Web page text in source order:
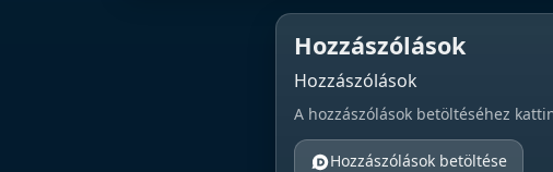
Hozzászólások
Hozzászólások
A hozzászólások betöltéséhez
Hozzászólások betöltése